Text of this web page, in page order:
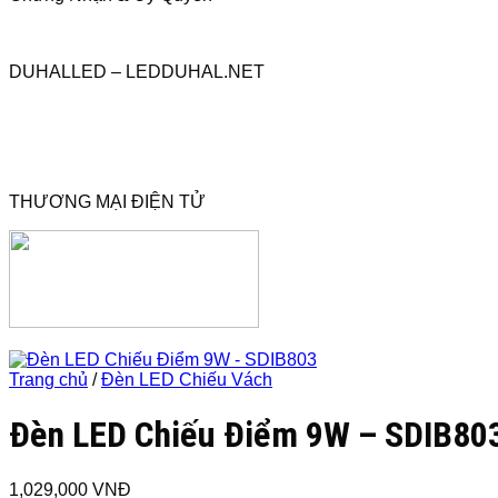
DUHALLED – LEDDUHAL.NET
THƯƠNG MẠI ĐIỆN TỬ
Trang chủ / Đèn LED Chiếu Vách
Đèn LED Chiếu Điểm 9W –
1,029,000 VNĐ